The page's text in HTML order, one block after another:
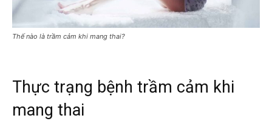
Thế nào là trầm cảm khi mang thai?
Thực trạng bệnh trầm cảm khi
mang thai